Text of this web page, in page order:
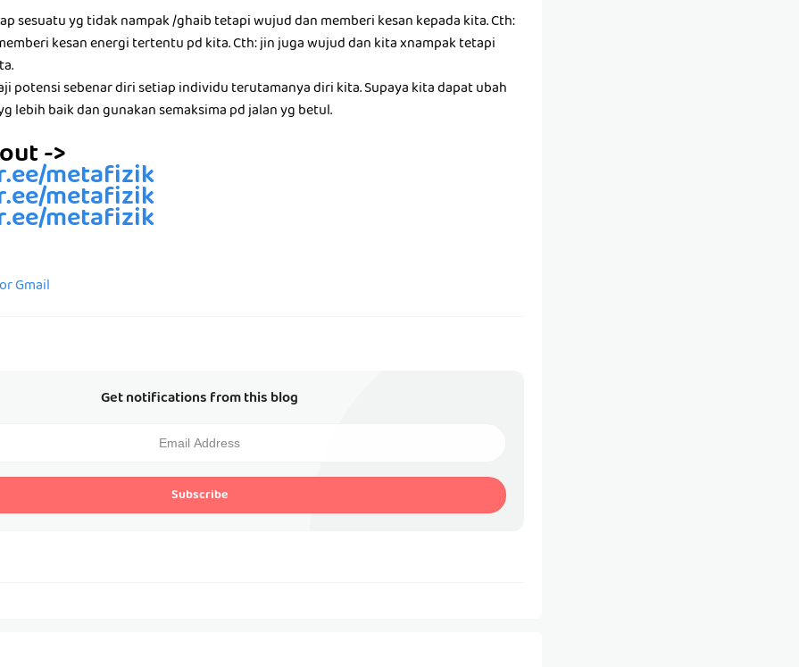
sesuatu yg tidak nampak /ghaib tetapi wujud dan memberi kesan kepada kita. Cth:
kesan energi tertentu pd kita. Cth: jin juga wujud dan kita xnampak tetapi
potensi sebenar diri setiap individu terutamanya diri kita. Supaya kita dapat ubah
lebih baik dan gunakan semaksima pd jalan yg betul.
->
metafizik
metafizik
metafizik
Gmail
Get notifications from this blog
Subscribe